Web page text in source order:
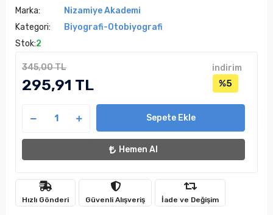
Marka:
Nizamiye Akademi
Kategori:
Biyografi-Otobiyografi
Stok:2
345,00 TL
295,91 TL
indirim
%5
Sepete Ekle
Hemen Al
Hızlı Gönderi Güvenli Alışveriş İade ve Değişim